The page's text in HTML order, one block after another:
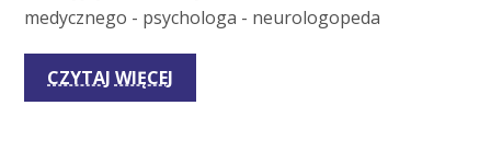
medycznego - psychologa - neurologopeda
CZYTAJ WIĘCEJ